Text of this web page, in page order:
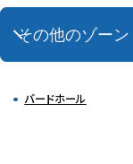
その他のゾーン
バードホール